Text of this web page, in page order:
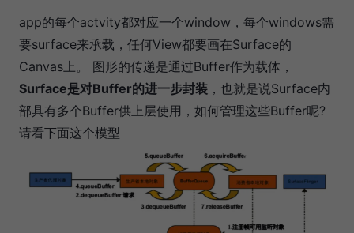
app的每个actvity都对应一个window，每个windows需
要surface来承载，任何View都要画在Surface的
Canvas上。 图形的传递是通过Buffer作为载体，
Surface是对Buffer的进一步封装 ，也就是说Surface内
部具有多个Buffer供上层使用，如何管理这些Buffer呢?
请看下面这个模型